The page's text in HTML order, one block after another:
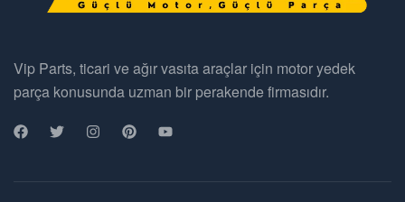
Vip Parts, ticari ve ağır vasıta araçlar için motor yedek
parça konusunda uzman bir perakende firmasıdır.